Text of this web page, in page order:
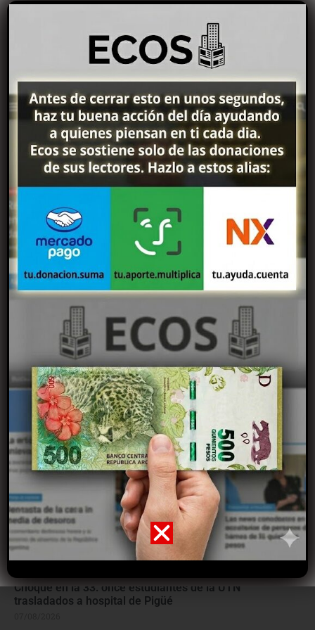
Kicillof apuesta por los intendentes y desafía el límite de
mandatos
08/08/2026
Cómo es el sistema que permitió más de 4.500 mejoras
habitacionales en B. Blanca
08/08/2026
Choque en la 33: once estudiantes de la UTN
trasladados a hospital de Pigüé